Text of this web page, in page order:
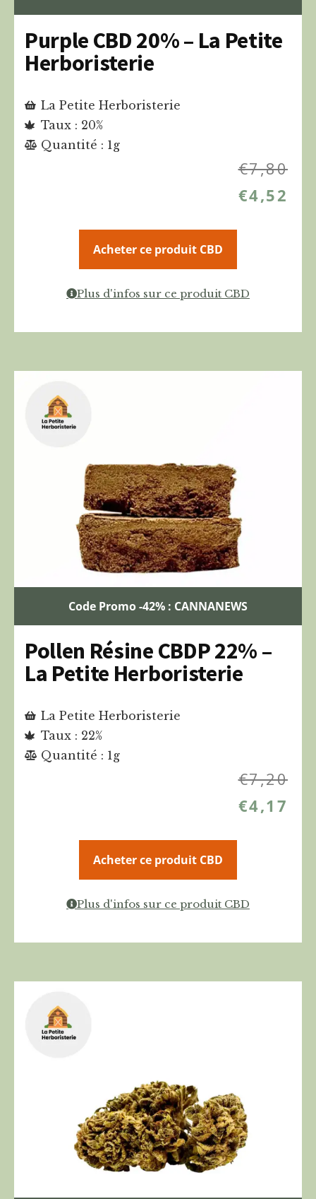
Purple CBD 20% – La Petite
Herboristerie
La Petite Herboristerie
Taux : 20%
Quantité : 1g
€7,80
€4,52
Acheter ce produit CBD
Plus d'infos sur ce produit CBD
Code Promo -42% : CANNANEWS
Pollen Résine CBDP 22% –
La Petite Herboristerie
La Petite Herboristerie
Taux : 22%
Quantité : 1g
€7,20
€4,17
Acheter ce produit CBD
Plus d'infos sur ce produit CBD